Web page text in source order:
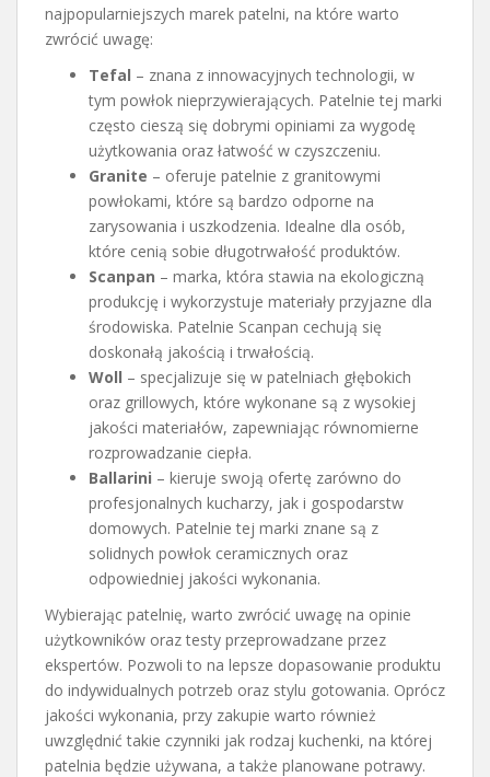
najpopularniejszych marek patelni, na które warto
zwrócić uwagę:
Tefal – znana z innowacyjnych technologii, w
tym powłok nieprzywierających. Patelnie tej marki
często cieszą się dobrymi opiniami za wygodę
użytkowania oraz łatwość w czyszczeniu.
Granite – oferuje patelnie z granitowymi
powłokami, które są bardzo odporne na
zarysowania i uszkodzenia. Idealne dla osób,
które cenią sobie długotrwałość produktów.
Scanpan – marka, która stawia na ekologiczną
produkcję i wykorzystuje materiały przyjazne dla
środowiska. Patelnie Scanpan cechują się
doskonałą jakością i trwałością.
Woll – specjalizuje się w patelniach głębokich
oraz grillowych, które wykonane są z wysokiej
jakości materiałów, zapewniając równomierne
rozprowadzanie ciepła.
Ballarini – kieruje swoją ofertę zarówno do
profesjonalnych kucharzy, jak i gospodarstw
domowych. Patelnie tej marki znane są z
solidnych powłok ceramicznych oraz
odpowiedniej jakości wykonania.
Wybierając patelnię, warto zwrócić uwagę na opinie
użytkowników oraz testy przeprowadzane przez
ekspertów. Pozwoli to na lepsze dopasowanie produktu
do indywidualnych potrzeb oraz stylu gotowania. Oprócz
jakości wykonania, przy zakupie warto również
uwzględnić takie czynniki jak rodzaj kuchenki, na której
patelnia będzie używana, a także planowane potrawy.